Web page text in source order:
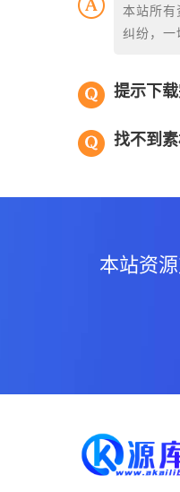
本站所有
纠纷，一
提示下载
找不到
本站资